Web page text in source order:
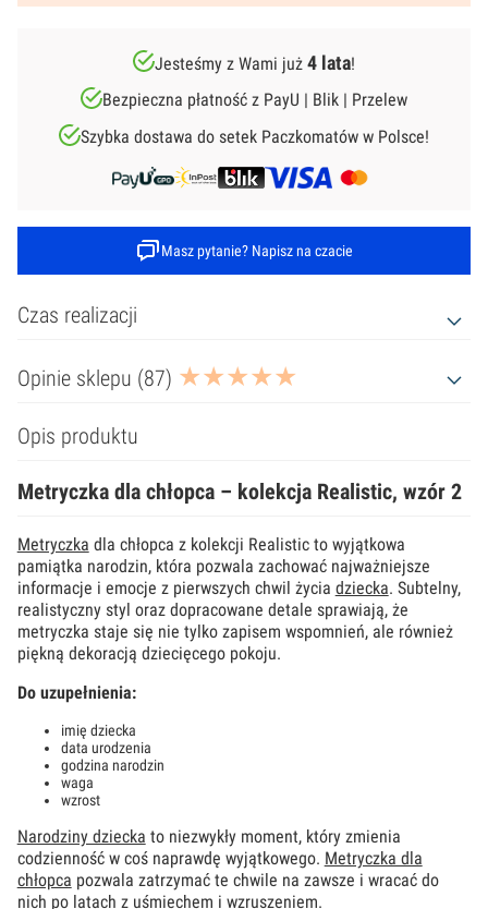
Personalizowany
Jesteśmy z Wami już 4 lata!
Bezpieczna płatność z PayU | Blik | Przelew
Szybka dostawa do setek Paczkomatów w Polsce!
Masz pytanie? Napisz na czacie
Czas realizacji
Opinie sklepu (87)
Opis produktu
Metryczka dla chłopca – kolekcja Realistic, wzór 2
Metryczka dla chłopca z kolekcji Realistic to wyjątkowa
pamiątka narodzin, która pozwala zachować najważniejsze
informacje i emocje z pierwszych chwil życia dziecka. Subtelny,
realistyczny styl oraz dopracowane detale sprawiają, że
metryczka staje się nie tylko zapisem wspomnień, ale również
piękną dekoracją dziecięcego pokoju.
Do uzupełnienia:
imię dziecka
data urodzenia
godzina narodzin
waga
wzrost
Narodziny dziecka to niezwykły moment, który zmienia
codzienność w coś naprawdę wyjątkowego. Metryczka dla
chłopca pozwala zatrzymać te chwile na zawsze i wracać do
nich po latach z uśmiechem i wzruszeniem.